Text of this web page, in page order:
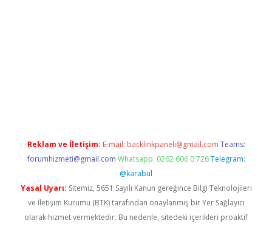
Reklam ve İletişim: E-mail: backlinkpaneli@gmail.com Teams:
forumhizmeti@gmail.com Whatsapp: 0262 606 0 726 Telegram:
@karabul
Yasal Uyarı: Sitemiz, 5651 Sayılı Kanun gereğince Bilgi Teknolojileri
ve İletişim Kurumu (BTK) tarafından onaylanmış bir Yer Sağlayıcı
olarak hizmet vermektedir. Bu nedenle, sitedeki içerikleri proaktif